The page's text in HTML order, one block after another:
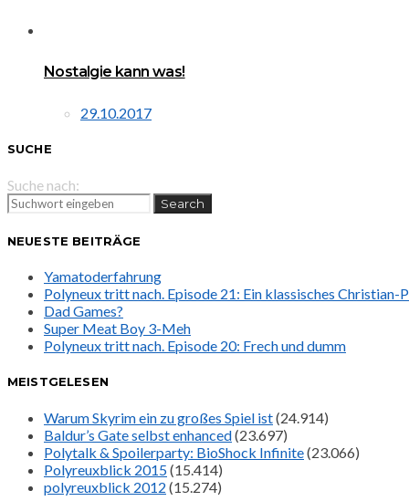
Nostalgie kann was!
29.10.2017
SUCHE
Suche nach:
Search
NEUESTE BEITRÄGE
Yamatoderfahrung
Polyneux tritt nach. Episode 21: Ein klassisches Christian-
Dad Games?
Super Meat Boy 3-Meh
Polyneux tritt nach. Episode 20: Frech und dumm
MEISTGELESEN
Warum Skyrim ein zu großes Spiel ist(24.914)
Baldur’s Gate selbst enhanced(23.697)
Polytalk & Spoilerparty: BioShock Infinite(23.066)
Polyreuxblick 2015(15.414)
polyreuxblick 2012 (15.274)